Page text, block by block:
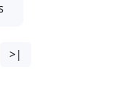
>|